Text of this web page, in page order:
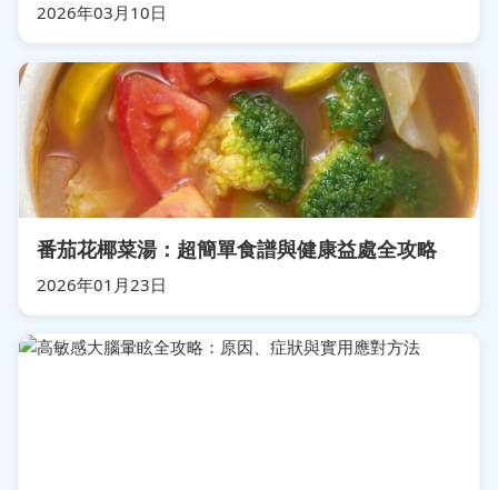
2026年03月10日
番茄花椰菜湯：超簡單食譜與健康益處全攻略
2026年01月23日